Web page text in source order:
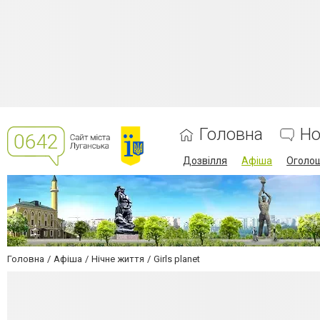
Головна
Дозвілля Афіша
Головна Афіша Нічне життя Girls planet